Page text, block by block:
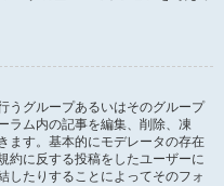
うグループあるいはそのグループ
ラム内の記事を編集、削除、凍
ます。基本的にモデレータの存在
約に反する投稿をしたユーザーに
したりすることによってそのフォ